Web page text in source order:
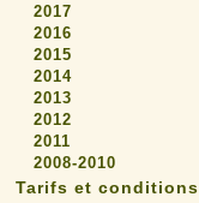
2017
2016
2015
2014
2013
2012
2011
2008-2010
Tarifs et conditions